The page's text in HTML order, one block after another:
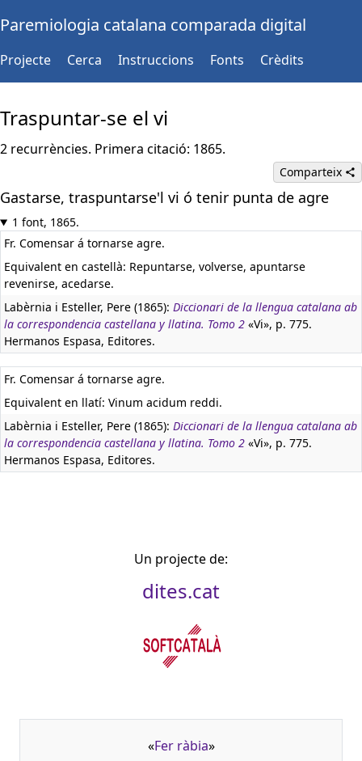
Paremiologia catalana comparada digital
Projecte Cerca Instruccions Fonts Crèdits
Traspuntar-se el vi
2 recurrències. Primera citació: 1865.
Comparteix
Gastarse, traspuntarse'l vi ó tenir punta de agre
1 font, 1865.
Fr. Comensar á tornarse agre.
Equivalent en castellà: Repuntarse, volverse, apuntarse
revenirse, acedarse.
Labèrnia i Esteller, Pere (1865): Diccionari de la llengua catalana ab
la correspondencia castellana y llatina. Tomo 2 «Vi», p. 775.
Hermanos Espasa, Editores.
Fr. Comensar á tornarse agre.
Equivalent en llatí: Vinum acidum reddi.
Labèrnia i Esteller, Pere (1865): Diccionari de la llengua catalana ab
la correspondencia castellana y llatina. Tomo 2 «Vi», p. 775.
Hermanos Espasa, Editores.
Un projecte de:
dites.cat
«Fer ràbia»